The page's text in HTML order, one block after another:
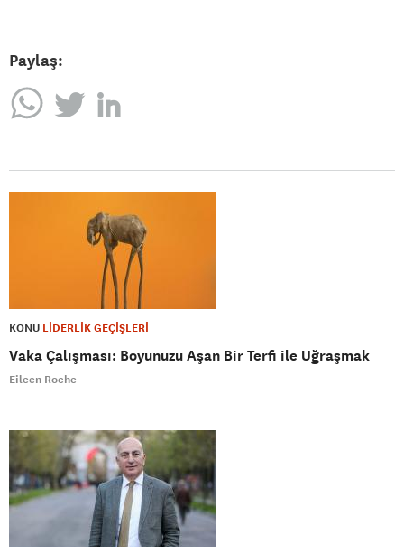
Paylaş:
KONU LİDERLİK GEÇİŞLERİ
Vaka Çalışması: Boyunuzu Aşan Bir Terfi ile Uğraşmak
Eileen Roche